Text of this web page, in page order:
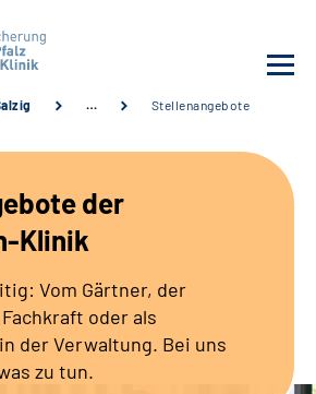
… Stellenangebote
der
Klinik
Vom Gärtner, der
oder als
der Verwaltung. Bei uns
zu tun.